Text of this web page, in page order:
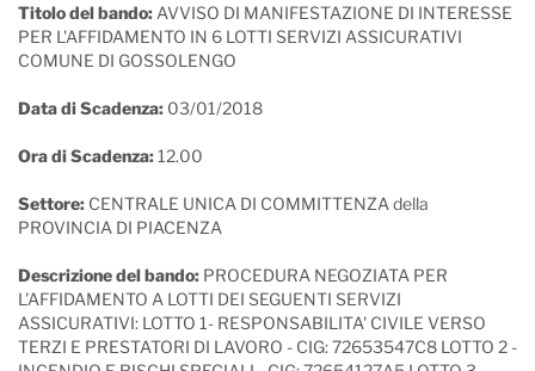
Titolo del bando: AVVISO DI MANIFESTAZIONE DI INTERESSE
PER L'AFFIDAMENTO IN 6 LOTTI SERVIZI ASSICURATIVI
COMUNE DI GOSSOLENGO
Data di Scadenza: 03/01/2018
Ora di Scadenza:12.00
Settore: CENTRALE UNICA DI COMMITTENZA della
PROVINCIA DI PIACENZA
Descrizione del bando: PROCEDURA NEGOZIATA PER
L'AFFIDAMENTO A LOTTI DEI SEGUENTI SERVIZI
ASSICURATIVI: LOTTO 1- RESPONSABILITA' CIVILE VERSO
TERZI E PRESTATORI DI LAVORO - CIG: 72653547C8 LOTTO 2 -